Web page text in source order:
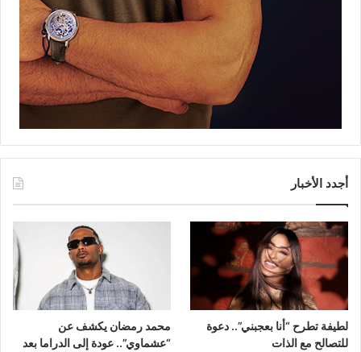
أجدد الأخبار
لطيفة تطرح “أنا بعجبني”.. دعوة
للتصالح مع الذات
محمد رمضان يكشف عن
“عشماوي”.. عودة إلى الدراما بعد